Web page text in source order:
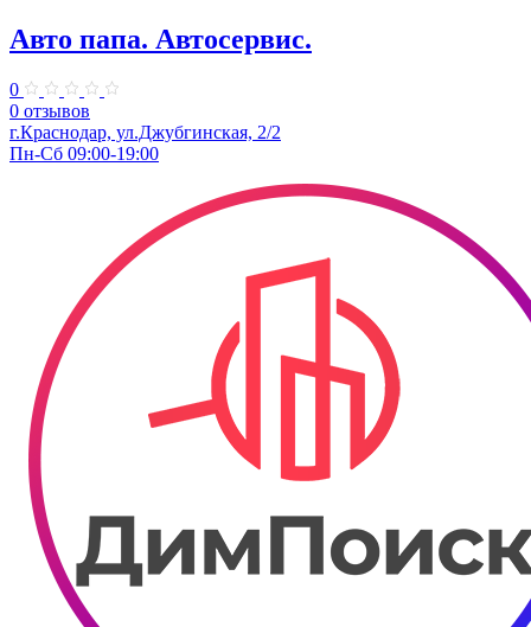
Авто папа. ​Автосервис.
0
0 отзывов
г.Краснодар, ул.Джубгинская, 2/2
Пн-Сб 09:00-19:00